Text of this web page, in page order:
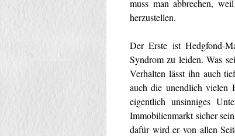
muss man abbrechen,
herzustellen.
Der Erste ist Hedgfond-
Syndrom zu leiden. Was
Verhalten lässt ihn auch
auch die unendlich vielen
eigentlich unsinniges
Immobilienmarkt sicher
dafür wird er von allen